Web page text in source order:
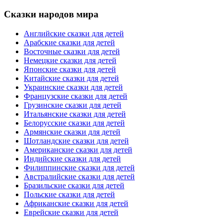
Сказки народов мира
Английские сказки для детей
Арабские сказки для детей
Восточные сказки для детей
Немецкие сказки для детей
Японские сказки для детей
Китайские сказки для детей
Украинские сказки для детей
Французские сказки для детей
Грузинские сказки для детей
Итальянские сказки для детей
Белорусские сказки для детей
Армянские сказки для детей
Шотландские сказки для детей
Американские сказки для детей
Индийские сказки для детей
Филиппинские сказки для детей
Австралийские сказки для детей
Бразильские сказки для детей
Польские сказки для детей
Африканские сказки для детей
Еврейские сказки для детей